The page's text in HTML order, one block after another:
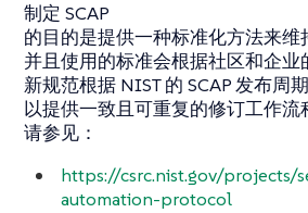
制定 SCAP
的目的是提供一种标准化方法来维
并且使用的标准会根据社区和企业
新规范根据 NIST 的 SCAP 发布周
以提供一致且可重复的修订工作流
请参见：
https://csrc.nist.gov/projects/
automation-protocol